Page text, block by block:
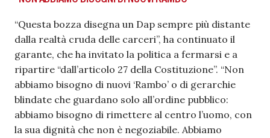
“Questa bozza disegna un Dap sempre più distante
dalla realtà cruda delle carceri”, ha continuato il
garante, che ha invitato la politica a fermarsi e a
ripartire “dall’articolo 27 della Costituzione”. “Non
abbiamo bisogno di nuovi ‘Rambo’ o di gerarchie
blindate che guardano solo all’ordine pubblico:
abbiamo bisogno di rimettere al centro l’uomo, con
la sua dignità che non è negoziabile. Abbiamo